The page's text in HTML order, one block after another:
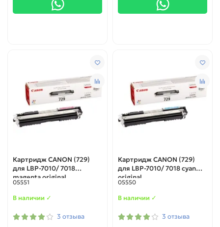
Картридж CANON (729)
для LBP-7010/ 7018
magenta original
05551
В наличии ✓
3 отзыва
Картридж CANON (729)
для LBP-7010/ 7018 cyan
original
05550
В наличии ✓
3 отзыва